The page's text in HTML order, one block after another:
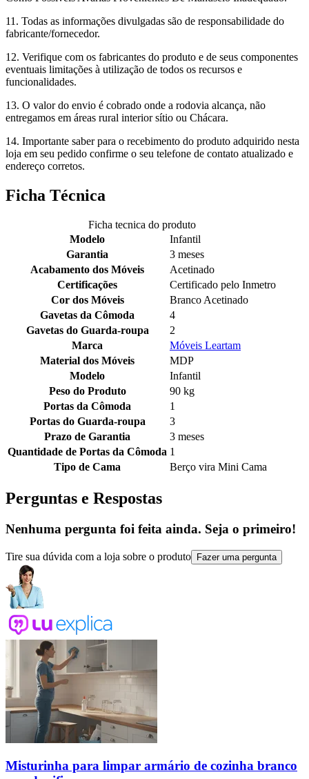
11. Todas as informações divulgadas são de responsabilidade do
fabricante/fornecedor.
12. Verifique com os fabricantes do produto e de seus componentes
eventuais limitações à utilização de todos os recursos e
funcionalidades.
13. O valor do envio é cobrado onde a rodovia alcança, não
entregamos em áreas rural interior sítio ou Chácara.
14. Importante saber para o recebimento do produto adquirido nesta
loja em seu pedido confirme o seu telefone de contato atualizado e
endereço corretos.
Ficha Técnica
Ficha tecnica do produto
Modelo
Infantil
Garantia
3 meses
Acabamento dos Móveis
Acetinado
Certificações
Certificado pelo Inmetro
Cor dos Móveis
Branco Acetinado
Gavetas da Cômoda
4
Gavetas do Guarda-roupa
2
Marca
Móveis Leartam
Material dos Móveis
MDP
Modelo
Infantil
Peso do Produto
90 kg
Portas da Cômoda
1
Portas do Guarda-roupa
3
Prazo de Garantia
3 meses
Quantidade de Portas da Cômoda 1
Tipo de Cama
Berço vira Mini Cama
Perguntas e Respostas
Nenhuma pergunta foi feita ainda. Seja o primeiro!
Tire sua dúvida com a loja sobre o produto Fazer uma pergunta
Misturinha para limpar armário de cozinha branco